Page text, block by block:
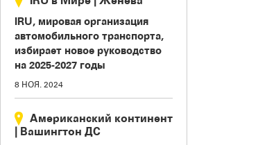
IRU, мировая организация
автомобильного транспорта,
избирает новое руководство
на 2025-2027 годы
8 НОЯ. 2024
Американский континент
| Вашингтон ДС